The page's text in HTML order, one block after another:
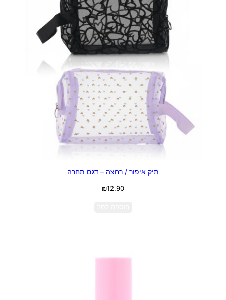
תיק איפור / רחצה – דגם תחרה
₪12.90